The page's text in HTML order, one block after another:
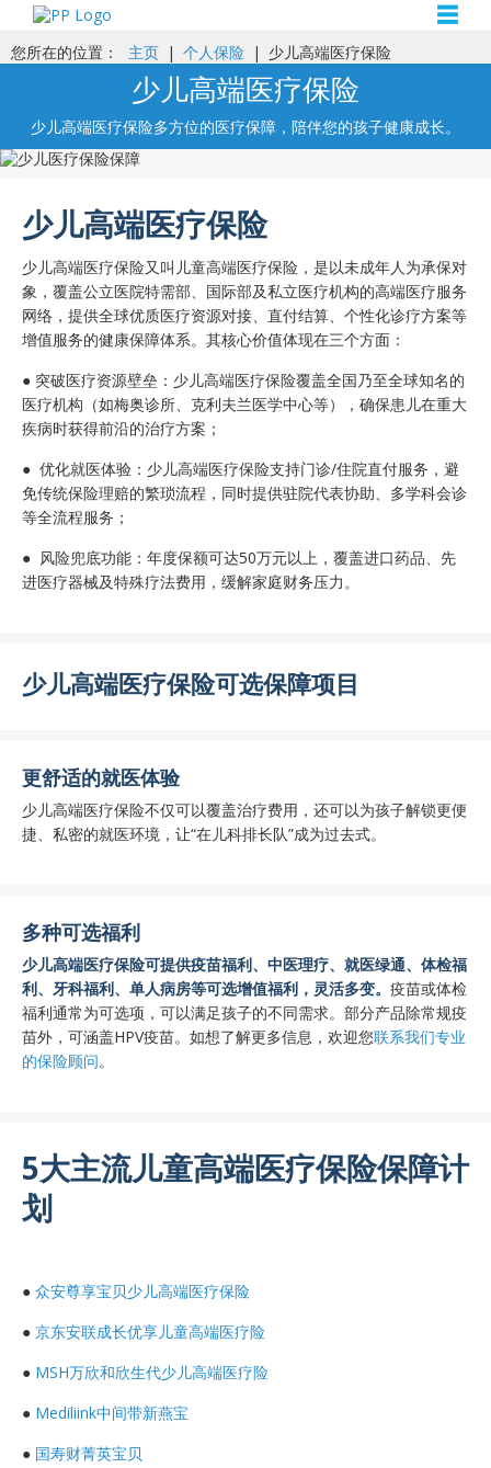
☰
您所在的位置： 主页 | 个人保险 | 少儿高端医疗保险
少儿高端医疗保险
少儿高端医疗保险多方位的医疗保障，陪伴您的孩子健康成长。
少儿高端医疗保险
少儿高端医疗保险又叫儿童高端医疗保险，是以未成年人为承保对
象，覆盖公立医院特需部、国际部及私立医疗机构的高端医疗服务
网络，提供全球优质医疗资源对接、直付结算、个性化诊疗方案等
增值服务的健康保障体系。其核心价值体现在三个方面：
● 突破医疗资源壁垒‌：少儿高端医疗保险覆盖全国乃至全球知名的
医疗机构（如梅奥诊所、克利夫兰医学中心等），确保患儿在重大
疾病时获得前沿的治疗方案‌；
● 优化就医体验‌：少儿高端医疗保险支持门诊/住院直付服务，避
免传统保险理赔的繁琐流程，同时提供驻院代表协助、多学科会诊
等全流程服务‌；
● 风险兜底功能‌：年度保额可达50万元以上，覆盖进口药品、先
进医疗器械及特殊疗法费用，缓解家庭财务压力‌。
少儿高端医疗保险可选保障项目
更舒适的就医体验
少儿高端医疗保险不仅可以覆盖治疗费用，还可以为孩子解锁更便
捷、私密的就医环境，让“在儿科排长队”成为过去式。
多种可选福利
少儿高端医疗保险可提供疫苗福利、中医理疗、就医绿通、体检福
利、牙科福利、单人病房等可选增值福利，灵活多变。 疫苗或体检
福利通常为可选项，可以满足孩子的不同需求。部分产品除常规疫
苗外，可涵盖HPV疫苗。如想了解更多信息，欢迎您联系我们专业
的保险顾问。
5大主流儿童高端医疗保险保障计
划
● 众安尊享宝贝少儿高端医疗保险
● 京东安联成长优享儿童高端医疗险
● MSH万欣和欣生代少儿高端医疗险
● Mediliink中间带新燕宝
● 国寿财菁英宝贝